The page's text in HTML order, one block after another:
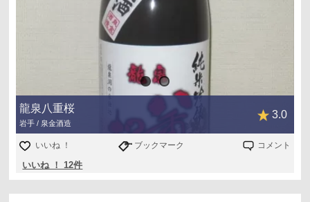
龍泉八重桜
岩手 / 泉金酒造
3.0
いいね ！ ブックマーク コメント
いいね ！ 12件